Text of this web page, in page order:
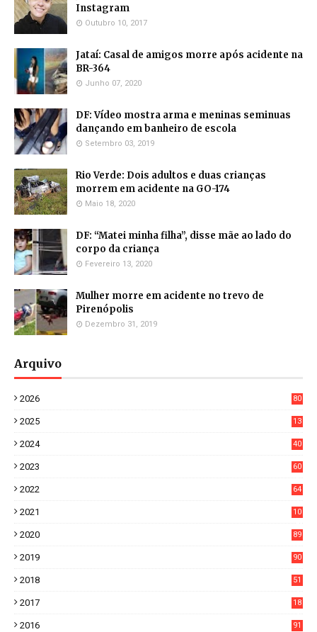
Instagram
Outubro 10, 2017
Jataí: Casal de amigos morre após acidente na
BR-364
Junho 07, 2020
DF: Vídeo mostra arma e meninas seminuas
dançando em banheiro de escola
Setembro 03, 2019
Rio Verde: Dois adultos e duas crianças
morrem em acidente na GO-174
Maio 18, 2020
DF: “Matei minha filha”, disse mãe ao lado do
corpo da criança
Fevereiro 13, 2020
Mulher morre em acidente no trevo de
Pirenópolis
Dezembro 31, 2019
Arquivo
2026
80
2025
13
2024
40
2023
60
2022
64
2021
10
2020
89
2019
90
2018
51
2017
18
2016 91